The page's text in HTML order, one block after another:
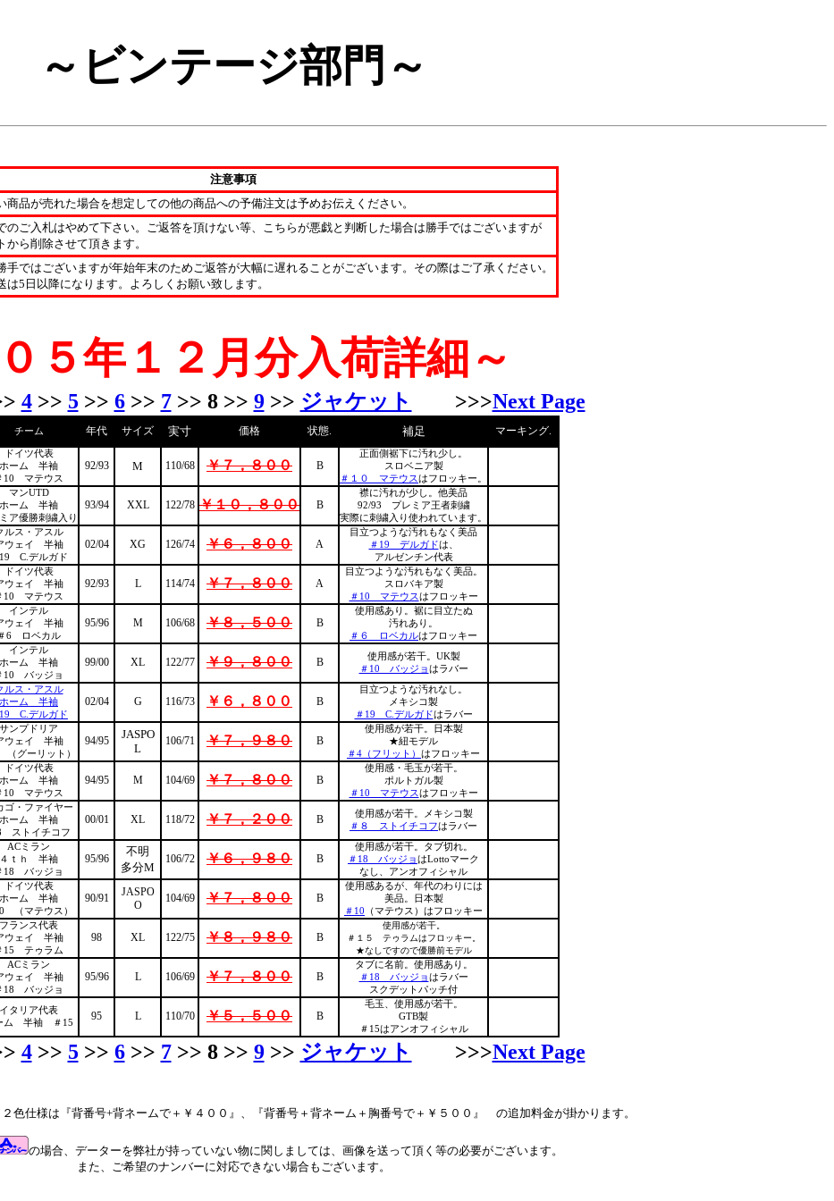
～ビンテージ部門～
注意事項
品が売れた場合を想定しての他の商品への予備注文は予めお伝えください。
ご入札はやめて下さい。ご返答を頂けない等、こちらが悪戯と判断した場合は勝手ではございますが
から削除させて頂きます。
ではございますが年始年末のためご返答が大幅に遅れることがございます。その際はご了承ください。
は5日以降になります。よろしくお願い致します。
５年１２月分入荷詳細～
4>> 5>> 6>> 7>> 8 >> 9>> ジャケット >>>Next Page
チーム 年代 サイズ 実寸 価格 状態. 補足 マーキング.
ドイツ代表
ホーム 半袖
10 マテウス
92/93 M 110/68 ￥７，８００ B
正面側裾下に汚れ少し。
スロベニア製
＃１０ マテウスはフロッキー。
マンUTD
ホーム 半袖
ア優勝刺繍入り
93/94 XXL 122/78 ￥１０，８００ B
襟に汚れが少し。他美品
92/93 プレミア王者刺繍
実際に刺繍入り使われています。
ルス・アスル
ウェイ 半袖
19 C.デルガド
02/04 XG 126/74 ￥６，８００ A
目立つような汚れもなく美品
＃19 デルガドは、
アルゼンチン代表
ドイツ代表
ウェイ 半袖
10 マテウス
92/93 L 114/74 ￥７，８００ A
目立つような汚れもなく美品。
スロバキア製
＃10 マテウスはフロッキー
インテル
ウェイ 半袖
6 ロベカル
95/96 M 106/68 ￥８，５００ B
使用感あり。裾に目立たぬ
汚れあり。
＃６ ロベカルはフロッキー
インテル
ホーム 半袖
10 バッジョ
99/00 XL 122/77 ￥９，８００ B
使用感が若干。UK製
＃10 バッジョはラバー
ルス・アスル
ホーム 半袖
19 C.デルガド
02/04 G 116/73 ￥６，８００ B
目立つような汚れなし。
メキシコ製
＃19 C.デルガドはラバー
サンプドリア
ウェイ 半袖
（グーリット）
94/95
JASPO
L
106/71 ￥７，９８０ B
使用感が若干。日本製
★紐モデル
＃4（フリット） はフロッキー
ドイツ代表
ホーム 半袖
10 マテウス
94/95 M 104/69 ￥７，８００ B
使用感・毛玉が若干。
ポルトガル製
＃10 マテウスはフロッキー
ゴ・ファイヤー
ホーム 半袖
ストイチコフ
00/01 XL 118/72 ￥７，２００ B
使用感が若干。メキシコ製
＃８ ストイチコフはラバー
ACミラン
４ｔｈ 半袖
18 バッジョ
95/96
不明
多分M
106/72 ￥６，９８０ B
使用感が若干。タブ切れ。
＃18 バッジョはLottoマーク
なし、アンオフィシャル
ドイツ代表
ホーム 半袖
（マテウス）
90/91
JASPO
O
104/69 ￥７，８００ B
使用感あるが、年代のわりには
美品。日本製
＃10 （マテウス）はフロッキー
フランス代表
ウェイ 半袖
15 テゥラム
98 XL 122/75 ￥８，９８０ B
使用感が若干。
＃１５ テゥラムはフロッキー。
★なしですので優勝前モデル
ACミラン
ウェイ 半袖
18 バッジョ
95/96 L 106/69 ￥７，８００ B
タブに名前。使用感あり。
＃18 バッジョはラバー
スクデットパッチ付
イタリア代表
ム 半袖 ＃15
95 L 110/70 ￥５，５００ B
毛玉、使用感が若干。
GTB製
＃15はアンオフィシャル
4>> 5>> 6>> 7>> 8 >> 9>> ジャケット >>>Next Page
色仕様は『背番号+背ネームで＋￥４００』、『背番号＋背ネーム＋胸番号で＋￥５００』 の追加料金が掛かります。
の場合、データーを弊社が持っていない物に関しましては、画像を送って頂く等の必要がございます。
また、ご希望のナンバーに対応できない場合もございます。